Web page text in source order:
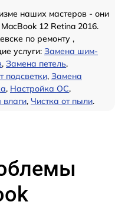
наших мастеров - они
12 Retina 2016.
по ремонту ,
услуги: Замена шим-
, Замена петель,
подсветки, Замена
, Настройка ОС,
влаги, Чистка от пыли.